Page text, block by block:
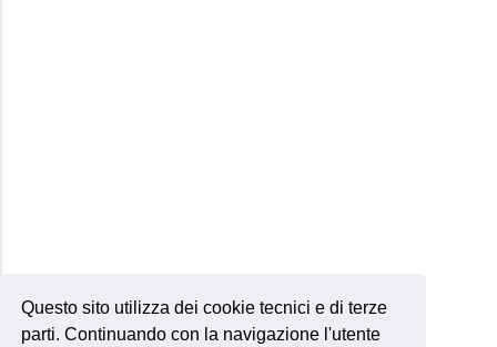
Questo sito utilizza dei cookie tecnici e di terze
parti. Continuando con la navigazione l'utente